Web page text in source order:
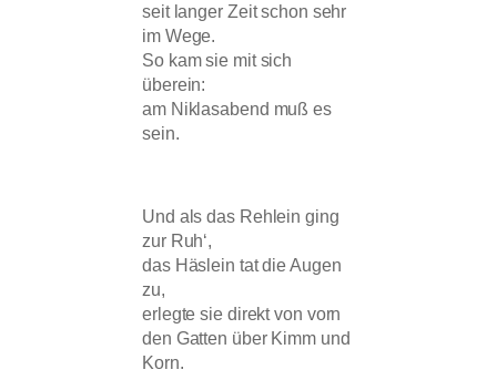
seit langer Zeit schon sehr
im Wege.
So kam sie mit sich
überein:
am Niklasabend muß es
sein.
Und als das Rehlein ging
zur Ruh‘,
das Häslein tat die Augen
zu,
erlegte sie direkt von vorn
den Gatten über Kimm und
Korn.